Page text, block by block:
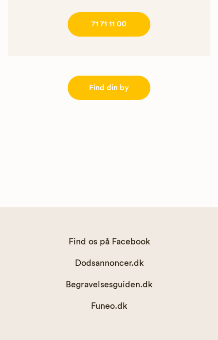
71 71 11 00
Find din by
Find os på Facebook
Dodsannoncer.dk
Begravelsesguiden.dk
Funeo.dk